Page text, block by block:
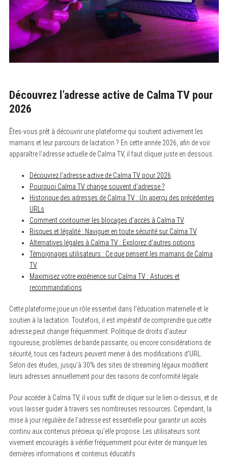
Découvrez l’adresse active de Calma TV pour
2026
Êtes-vous prêt à découvrir une plateforme qui soutient activement les
mamans et leur parcours de lactation ? En cette année 2026, afin de voir
apparaître l’adresse actuelle de Calma TV, il faut cliquer juste en dessous.
Découvrez l’adresse active de Calma TV pour 2026
Pourquoi Calma TV change souvent d’adresse ?
Historique des adresses de Calma TV : Un aperçu des précédentes
URLs
Comment contourner les blocages d’accès à Calma TV
Risques et légalité : Naviguer en toute sécurité sur Calma TV
Alternatives légales à Calma TV : Explorez d’autres options
Témoignages utilisateurs : Ce que pensent les mamans de Calma
TV
Maximisez votre expérience sur Calma TV : Astuces et
recommandations
Cette plateforme joue un rôle essentiel dans l’éducation maternelle et le
soutien à la lactation. Toutefois, il est impératif de comprendre que cette
adresse peut changer fréquemment. Politique de droits d’auteur
rigoureuse, problèmes de bande passante, ou encore considérations de
sécurité, tous ces facteurs peuvent mener à des modifications d’URL.
Selon des études, jusqu’à 30% des sites de streaming légaux modifient
leurs adresses annuellement pour des raisons de conformité légale.
Pour accéder à Calma TV, il vous suffit de cliquer sur le lien ci-dessus, et de
vous laisser guider à travers ses nombreuses ressources. Cependant, la
mise à jour régulière de l’adresse est essentielle pour garantir un accès
continu aux contenus précieux qu’elle propose. Les utilisateurs sont
vivement encouragés à vérifier fréquemment pour éviter de manquer les
dernières informations et contenus éducatifs.